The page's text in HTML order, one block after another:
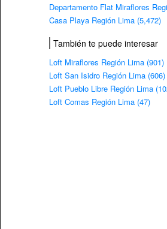
Departamento Flat Miraflores
Casa Playa Región Lima (5,472)
También te puede interesar
Loft Miraflores Región Lima (901)
Loft San Isidro Región Lima (606)
Loft Pueblo Libre Región Lima
Loft Comas Región Lima (47)